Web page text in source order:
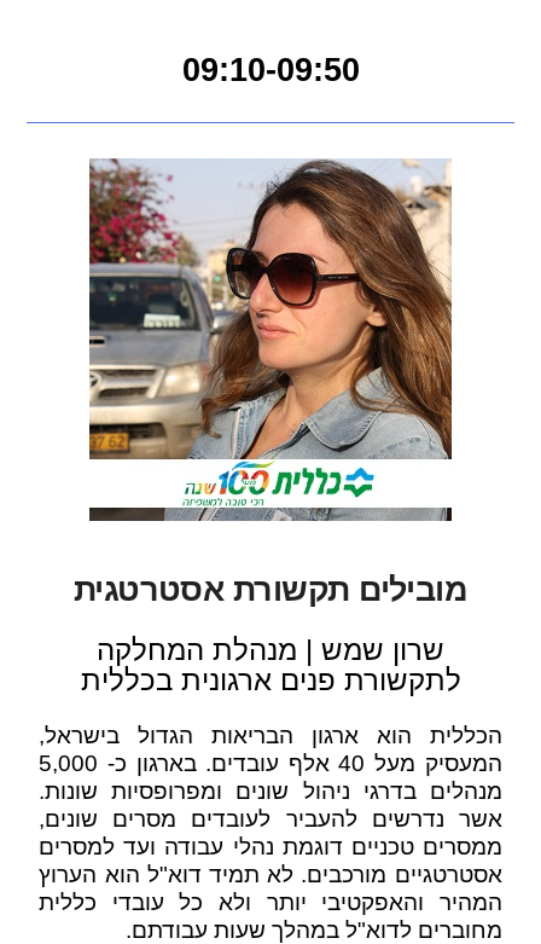
09:10-09:50
מובילים תקשורת אסטרטגית
שרון שמש | מנהלת המחלקה
לתקשורת פנים ארגונית בכללית
הכללית הוא ארגון הבריאות הגדול בישראל,
המעסיק מעל 40 אלף עובדים. בארגון כ- 5,000
מנהלים בדרגי ניהול שונים ומפרופסיות שונות.
אשר נדרשים להעביר לעובדים מסרים שונים,
ממסרים טכניים דוגמת נהלי עבודה ועד למסרים
אסטרטגיים מורכבים. לא תמיד דוא"ל הוא הערוץ
המהיר והאפקטיבי יותר ולא כל עובדי כללית
מחוברים לדוא"ל במהלך שעות עבודתם.